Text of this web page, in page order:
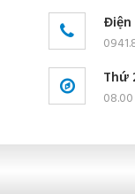
Điện
Thứ